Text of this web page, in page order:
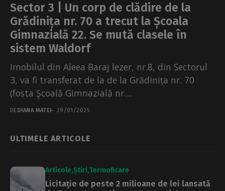
Sector 3 | Un corp de clădire de la
Grădinița nr. 70 a trecut la Școala
Gimnazială 22. Se mută clasele în
sistem Waldorf
Imobilul din Aleea Baraj lezer, nr.8, din Sectorul
3, va fi transferat de la de la Grădinița nr. 70
(fosta Şcoală Gimnazială nr....
DE DIANA MATEI 29/01/2025
ULTIMELE ARTICOLE
Articole Știri Termoficare
Licitație de peste 2 milioane de lei lansată